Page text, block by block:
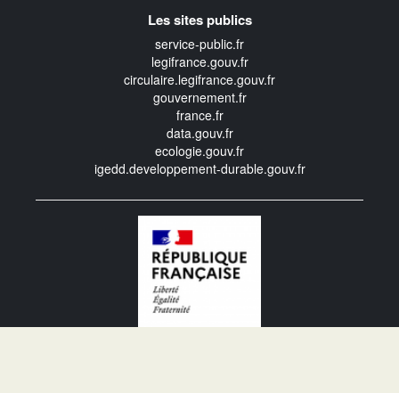
Les sites publics
service-public.fr
legifrance.gouv.fr
circulaire.legifrance.gouv.fr
gouvernement.fr
france.fr
data.gouv.fr
ecologie.gouv.fr
igedd.developpement-durable.gouv.fr